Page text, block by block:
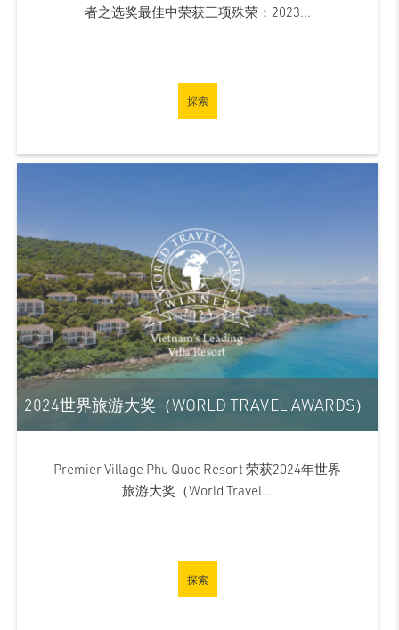
者之选奖最佳中荣获三项殊荣：2023...
探索
2024世界旅游大奖（WORLD TRAVEL AWARDS）
Premier Village Phu Quoc Resort 荣获2024年世界
旅游大奖（World Travel...
探索